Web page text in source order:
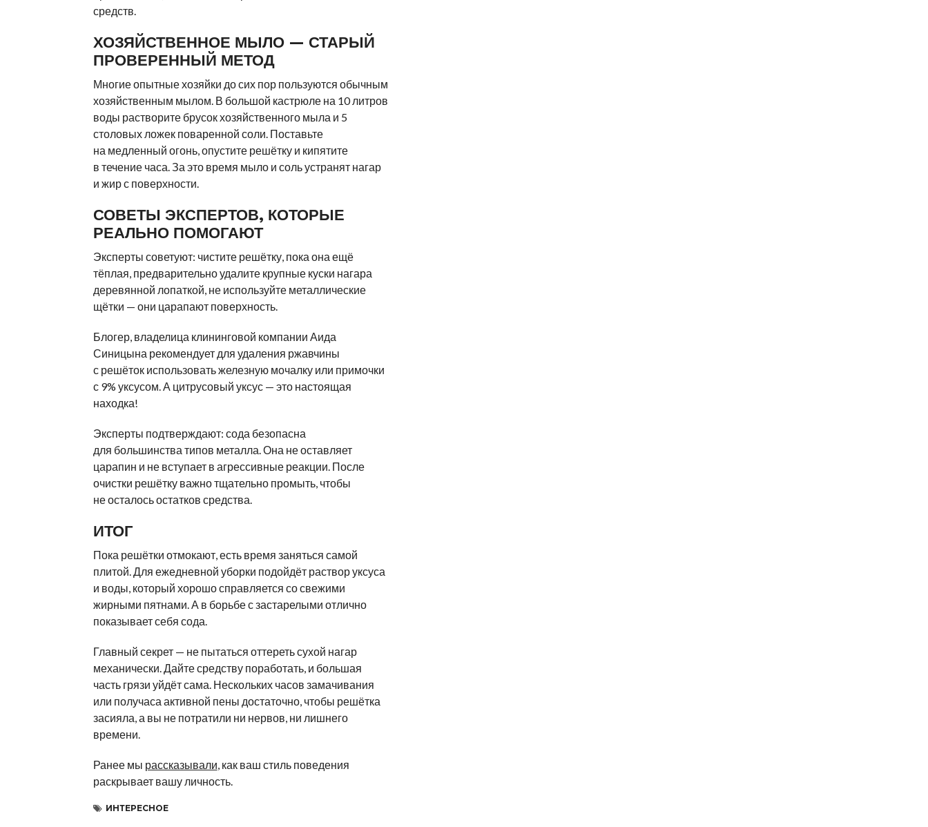
средств.
ХОЗЯЙСТВЕННОЕ МЫЛО — СТАРЫЙ
ПРОВЕРЕННЫЙ МЕТОД
Многие опытные хозяйки до сих пор пользуются обычным
хозяйственным мылом. В большой кастрюле на 10 литров
воды растворите брусок хозяйственного мыла и 5
столовых ложек поваренной соли. Поставьте
на медленный огонь, опустите решётку и кипятите
в течение часа. За это время мыло и соль устранят нагар
и жир с поверхности.
СОВЕТЫ ЭКСПЕРТОВ, КОТОРЫЕ
РЕАЛЬНО ПОМОГАЮТ
Эксперты советуют: чистите решётку, пока она ещё
тёплая, предварительно удалите крупные куски нагара
деревянной лопаткой, не используйте металлические
щётки — они царапают поверхность.
Блогер, владелица клининговой компании Аида
Синицына рекомендует для удаления ржавчины
с решёток использовать железную мочалку или примочки
с 9% уксусом. А цитрусовый уксус — это настоящая
находка!
Эксперты подтверждают: сода безопасна
для большинства типов металла. Она не оставляет
царапин и не вступает в агрессивные реакции. После
очистки решётку важно тщательно промыть, чтобы
не осталось остатков средства.
ИТОГ
Пока решётки отмокают, есть время заняться самой
плитой. Для ежедневной уборки подойдёт раствор уксуса
и воды, который хорошо справляется со свежими
жирными пятнами. А в борьбе с застарелыми отлично
показывает себя сода.
Главный секрет — не пытаться оттереть сухой нагар
механически. Дайте средству поработать, и большая
часть грязи уйдёт сама. Нескольких часов замачивания
или получаса активной пены достаточно, чтобы решётка
засияла, а вы не потратили ни нервов, ни лишнего
времени.
Ранее мы рассказывали, как ваш стиль поведения
раскрывает вашу личность.
ИНТЕРЕСНОЕ